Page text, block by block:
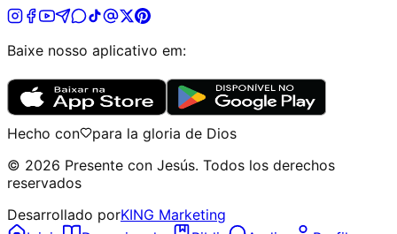
Baixe nosso aplicativo em:
Hecho con
para la gloria de Dios
© 2026 Presente con Jesús. Todos los derechos
reservados
Desarrollado porKING Marketing